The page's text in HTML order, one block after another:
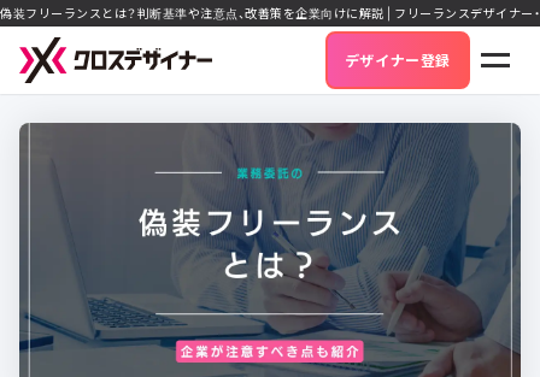
偽装フリーランスとは？判断基準や注意点、改善策を企業向けに解説 | フリーランスデザイナー
デザイナー登録